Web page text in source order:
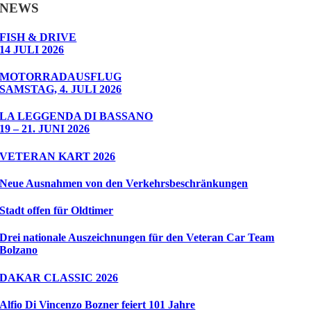
NEWS
FISH & DRIVE
14 JULI 2026
MOTORRADAUSFLUG
SAMSTAG, 4. JULI 2026
LA LEGGENDA DI BASSANO
19 – 21. JUNI 2026
VETERAN KART 2026
Neue Ausnahmen von den Verkehrsbeschränkungen
Stadt offen für Oldtimer
Drei nationale Auszeichnungen für den Veteran Car Team
Bolzano
DAKAR CLASSIC 2026
Alfio Di Vincenzo Bozner feiert 101 Jahre